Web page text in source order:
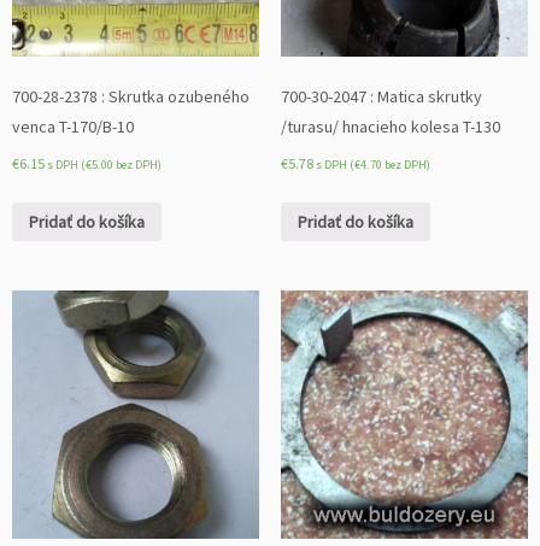
700-28-2378 : Skrutka ozubeného
venca T-170/B-10
€6.15 s DPH (€5.00 bez DPH)
Pridať do košíka
700-30-2047 : Matica skrutky
/turasu/ hnacieho kolesa T-130
€5.78 s DPH (€4.70 bez DPH)
Pridať do košíka